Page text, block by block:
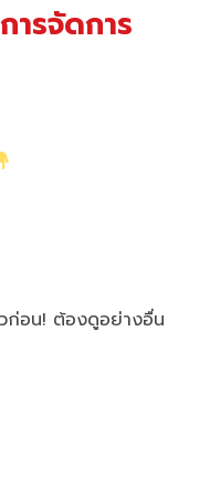
ารจัดการ
ก่อน! ต้องดูอย่างอื่น